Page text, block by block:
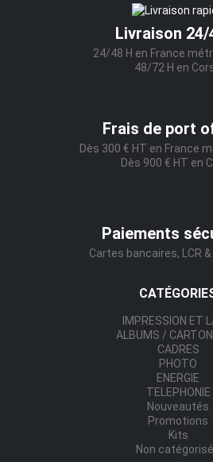
Livraison 24/
24/48 H en France
48/72 H en
Frais de port
Dès 300 € HT en France
Dès 900 € HT en
Paiements
Cartes bancaires, LCR
IMPRESSION ET
ALBUMS /
CADRES
PHOTO
ENERGIE
TELEPHONIE
Nouveautés
Promotions
Kits
Non